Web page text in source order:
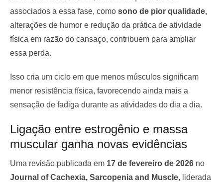
associados a essa fase, como sono de pior qualidade,
alterações de humor e redução da prática de atividade
física em razão do cansaço, contribuem para ampliar
essa perda.
Isso cria um ciclo em que menos músculos significam
menor resistência física, favorecendo ainda mais a
sensação de fadiga durante as atividades do dia a dia.
Ligação entre estrogênio e massa
muscular ganha novas evidências
Uma revisão publicada em 17 de fevereiro de 2026 no
Journal of Cachexia, Sarcopenia and Muscle, liderada